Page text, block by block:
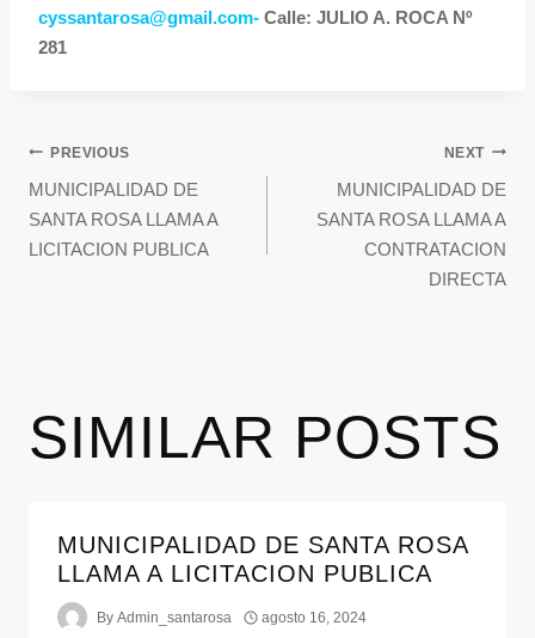
cyssantarosa@gmail.com- Calle: JULIO A. ROCA Nº
281
PREVIOUS
MUNICIPALIDAD DE
SANTA ROSA LLAMA A
LICITACION PUBLICA
NEXT
MUNICIPALIDAD DE
SANTA ROSA LLAMA A
CONTRATACION
DIRECTA
SIMILAR POSTS
MUNICIPALIDAD DE SANTA ROSA
LLAMA A LICITACION PUBLICA
By Admin_santarosa agosto 16, 2024